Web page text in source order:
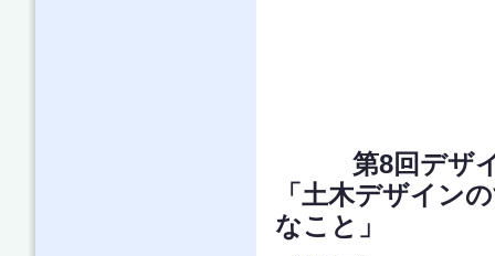
第8回デザ
「土木デザイン
なこと」